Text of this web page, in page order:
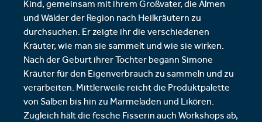
Kind, gemeinsam mit ihrem Großvater, die Almen
und Wälder der Region nach Heilkräutern zu
durchsuchen. Er zeigte ihr die verschiedenen
Kräuter, wie man sie sammelt und wie sie wirken.
Nach der Geburt ihrer Tochter begann Simone
Kräuter für den Eigenverbrauch zu sammeln und zu
verarbeiten. Mittlerweile reicht die Produktpalette
von Salben bis hin zu Marmeladen und Likören.
Zugleich hält die fesche Fisserin auch Workshops ab,